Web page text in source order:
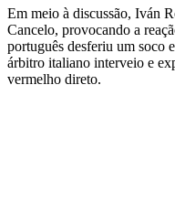
Em meio à discussão, Iván
Cancelo, provocando a
português desferiu um soco
árbitro italiano interveio e
vermelho direto.